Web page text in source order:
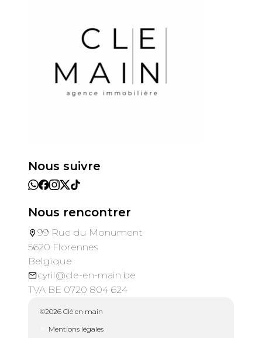
Nous suivre
Nous rencontrer
99 Rue du Monument
5620 Florennes
Belgique
cyril@cle-en-main.be
TVA BE 0720 804 624
©2026 Clé en main
Mentions légales